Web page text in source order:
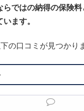
らではの納得の保険
ます。
の口コミが見つかり